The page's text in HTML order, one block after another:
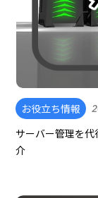
お役立ち情報
サーバー管理を
介